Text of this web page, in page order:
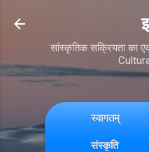
Skip to
सांस्कृतिक सक्रियता
स्वागतम्
संस्कृति